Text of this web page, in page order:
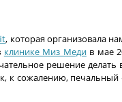
, которая организовала
клинике Миз Медив мае
решение делать
к сожалению,